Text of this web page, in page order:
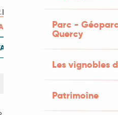
Parc -
Quercy
Les vignobles
Patrimoine
prestation(s)
NOUS